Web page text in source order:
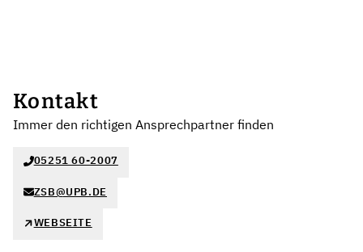
Kontakt
Immer den richtigen Ansprechpartner finden
05251 60-2007
ZSB@UPB.DE
WEBSEITE